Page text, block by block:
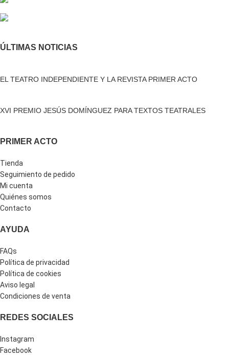
ÚLTIMAS NOTICIAS
EL TEATRO INDEPENDIENTE Y LA REVISTA PRIMER ACTO
XVI PREMIO JESÚS DOMÍNGUEZ PARA TEXTOS TEATRALES
PRIMER ACTO
Tienda
Seguimiento de pedido
Mi cuenta
Quiénes somos
Contacto
AYUDA
FAQs
Política de privacidad
Política de cookies
Aviso legal
Condiciones de venta
REDES SOCIALES
Instagram
Facebook